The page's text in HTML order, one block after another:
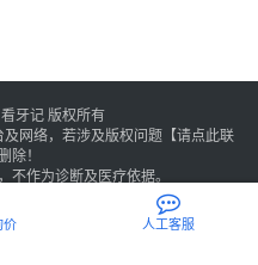
牙记 版权所有
网络，若涉及版权问题【请点此联
除！
不作为诊断及医疗依据。
浙ICP备2021013506号-1
价 人工客服